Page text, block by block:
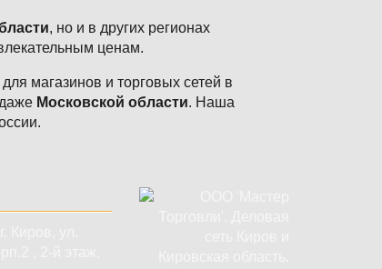
, но и в других регионах
ценам.
магазинов и торговых сетей в
Московской области. Наша